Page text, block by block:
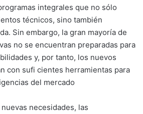
integrales que no sólo
técnicos, sino también
Sin embargo, la gran mayoría de
no se encuentran preparadas para
y, por tanto, los nuevos
con sufi cientes herramientas para
del mercado
necesidades, las